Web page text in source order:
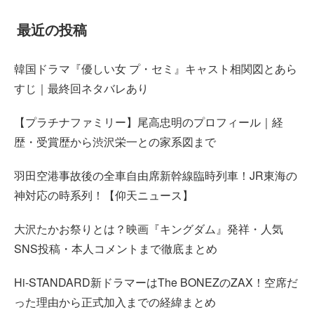
最近の投稿
韓国ドラマ『優しい女 プ・セミ』キャスト相関図とあら
すじ｜最終回ネタバレあり
【プラチナファミリー】尾高忠明のプロフィール｜経
歴・受賞歴から渋沢栄一との家系図まで
羽田空港事故後の全車自由席新幹線臨時列車！JR東海の
神対応の時系列！【仰天ニュース】
大沢たかお祭りとは？映画『キングダム』発祥・人気
SNS投稿・本人コメントまで徹底まとめ
Hi-STANDARD新ドラマーはThe BONEZのZAX！空席だ
った理由から正式加入までの経緯まとめ